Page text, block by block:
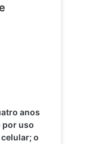
anos
por uso
o